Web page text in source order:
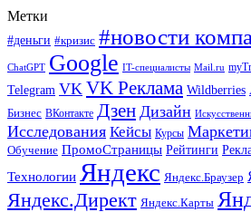
Метки
#деньги #кризис #новости
ChatGPT Google IT-специалисты Mail.ru
Telegram VK VK Реклама Wildberries
Бизнес ВКонтакте Дзен Дизайн
Исследования Кейсы Курсы
Обучение ПромоСтраницы Рейтинги
Технологии Яндекс Яндекс.Браузер
Яндекс.Директ Яндекс.Карты